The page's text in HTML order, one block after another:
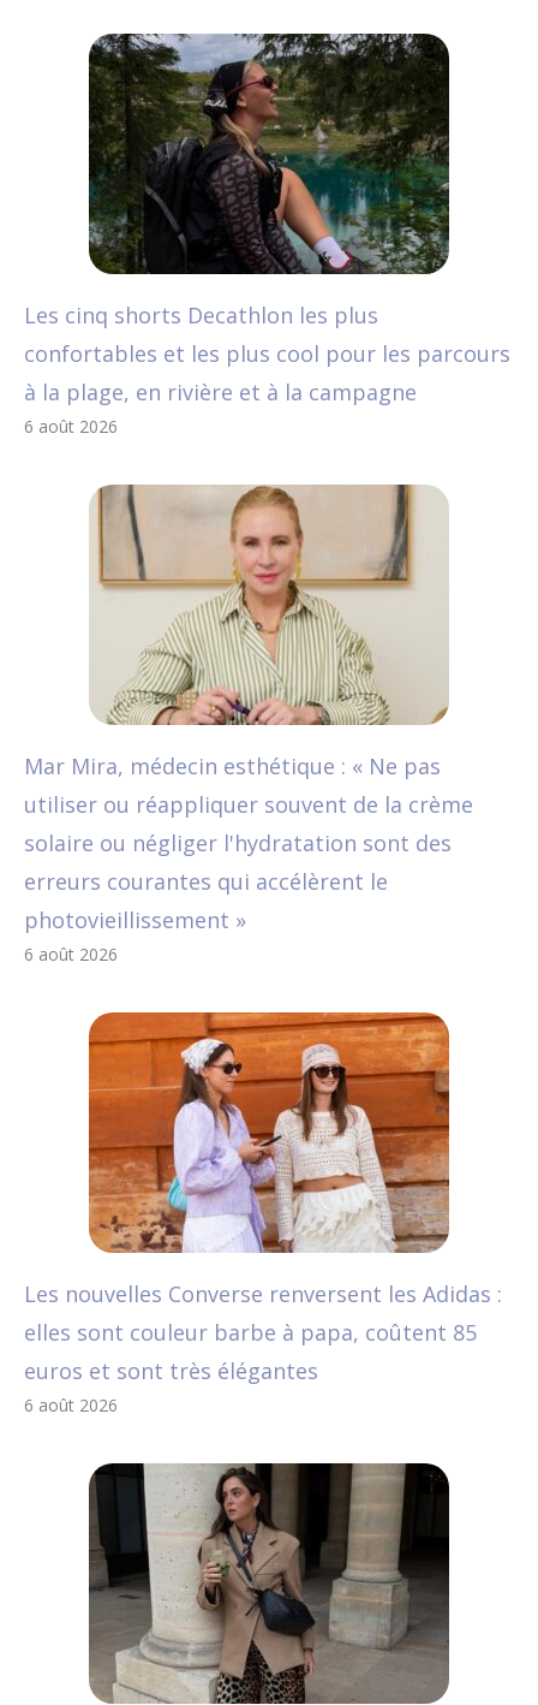
Les cinq shorts Decathlon les plus
confortables et les plus cool pour les parcours
à la plage, en rivière et à la campagne
6 août 2026
Mar Mira, médecin esthétique : « Ne pas
utiliser ou réappliquer souvent de la crème
solaire ou négliger l'hydratation sont des
erreurs courantes qui accélèrent le
photovieillissement »
6 août 2026
Les nouvelles Converse renversent les Adidas :
elles sont couleur barbe à papa, coûtent 85
euros et sont très élégantes
6 août 2026